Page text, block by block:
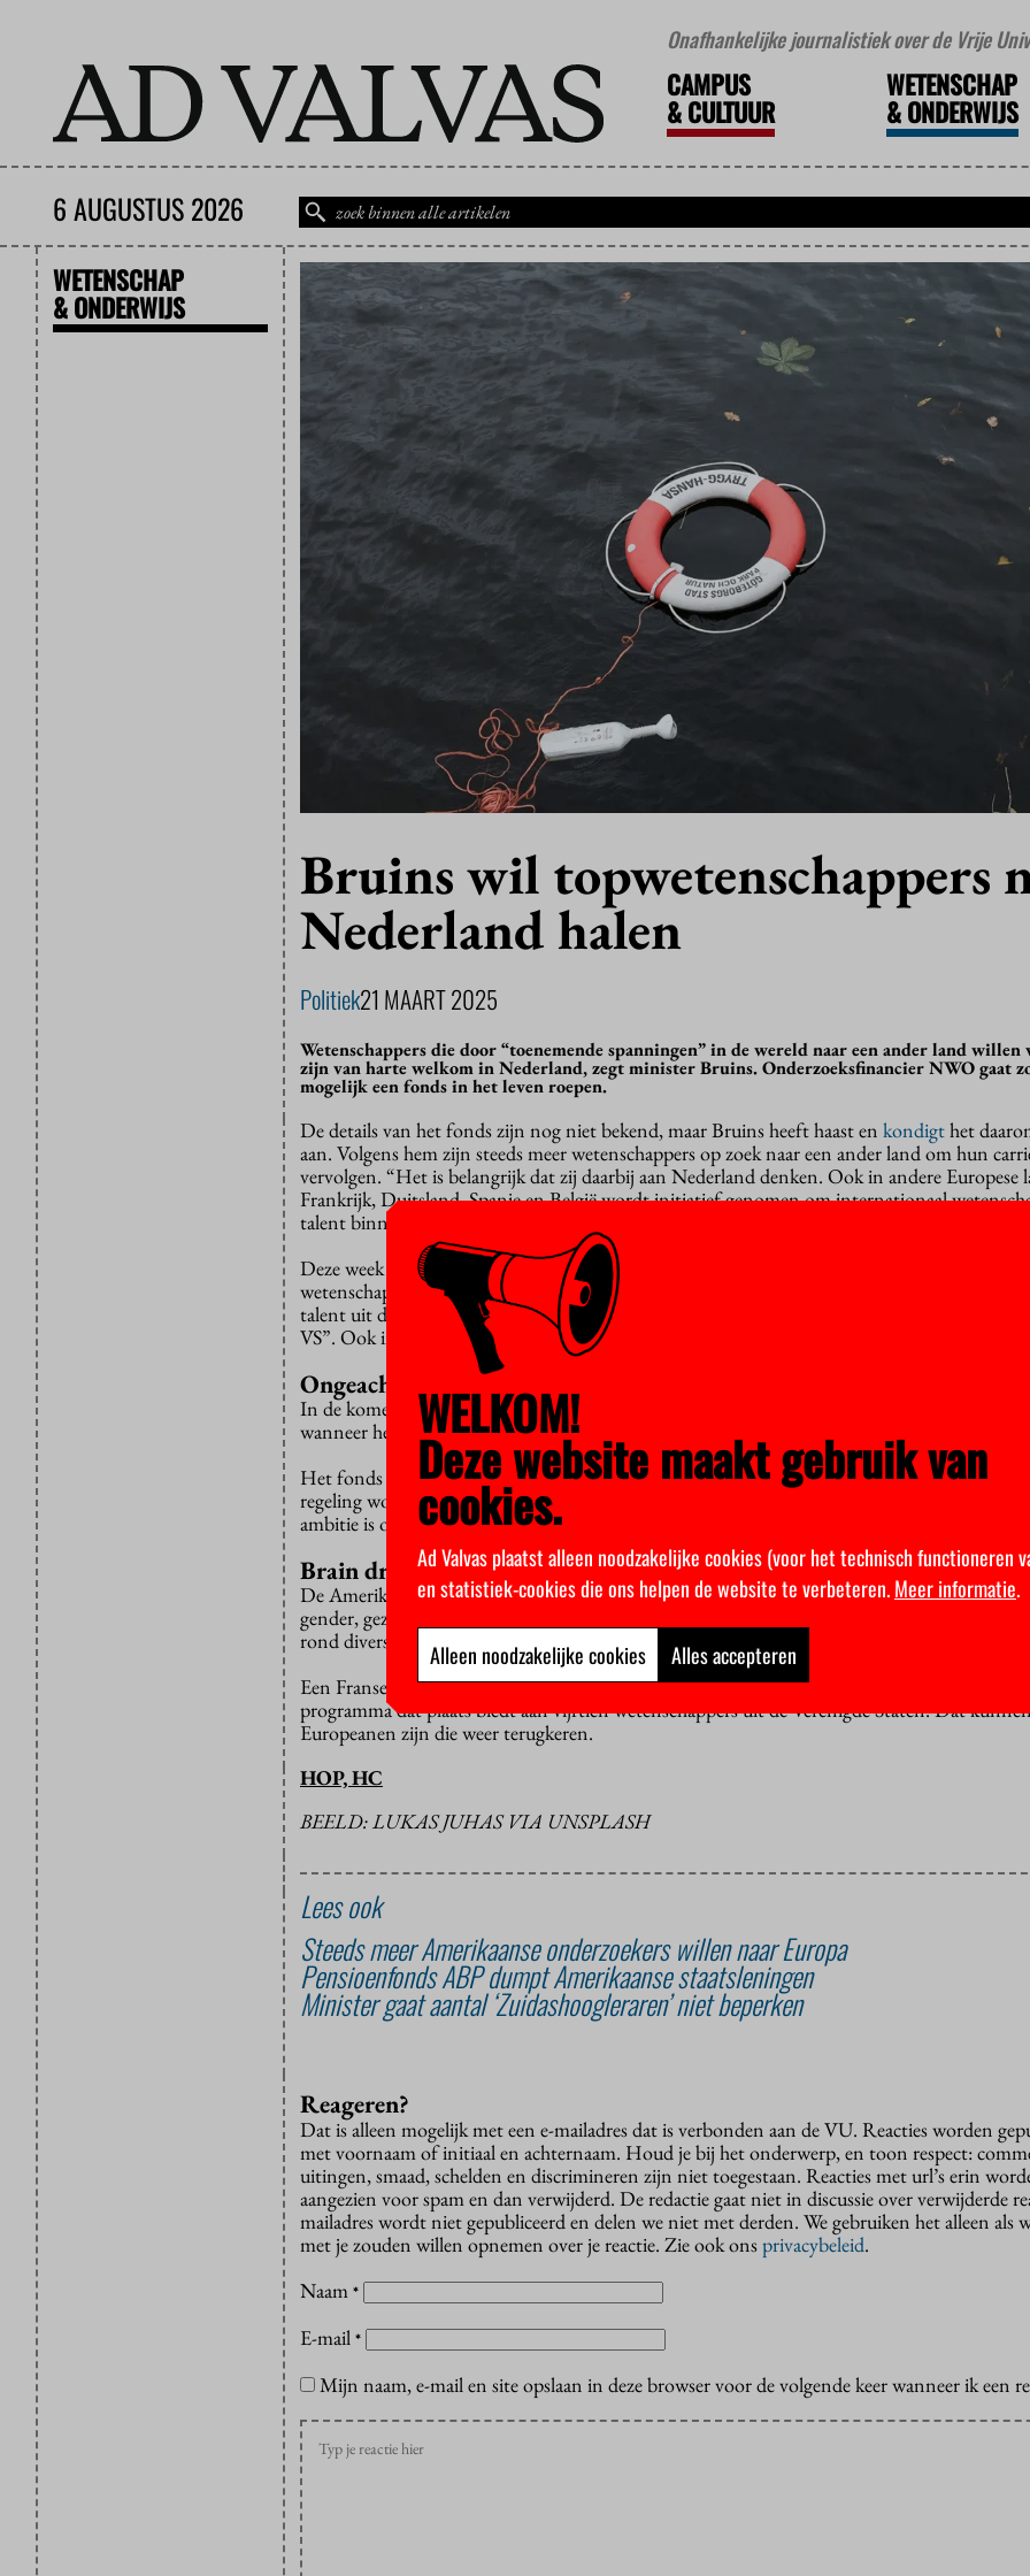
Onafhankelijke journalistiek over de Vrije
CAMPUS
&CULTUUR
WETENSCHAP
&ONDERWIJS
6 AUGUSTUS 2026
WETENSCHAP
& ONDERWIJS
Bruins wil topwetenschappers
Nederland halen
Politiek21 MAART 2025
Wetenschappers die door “toenemende spanningen” in de wereld naar een ander land willen
zijn van harte welkom in Nederland, zegt minister Bruins. Onderzoeksfinancier NWO gaat
mogelijk een fonds in het leven roepen.
De details van het fonds zijn nog niet bekend, maar Bruins heeft haast en kondigthet
aan. Volgens hem zijn steeds meer wetenschappers op zoek naar een ander land om hun
vervolgen. “Het is belangrijk dat zij daarbij aan Nederland denken. Ook in andere Europese
Frankrijk, Duitsland, Spanje en België wordt initiatief genomen om internationaal
talent binnen te halen.”
Deze week nogontraaddepremier Schoof een door Volt ingediende motie om Amerikaanse
wetenschappers naar Nederland te halen. Talent werven vond hij wel een goed idee, maar
talent uit de Verenigde Staten. Het kabinet is “geen voorstander van een aanpak specifiek
VS”. Ook in de brief van Bruins wordt niet naar spanningen in de VS (of in andere landen)
Ongeacht nationaliteit
In de komende weken willen Bruins en NWO duidelijkheid geven over wat het fonds mag
wanneer het van start gaat en aan welke voorwaarden de wetenschappers moeten voldoen.
Het fonds is nadrukkelijk niet alleen bedoeld voor Nederlanders die nu in het buitenland
regeling wordt opengesteld voor “internationaal talent van topniveau, ongeacht
ambitie is om enkele tientallen topwetenschappers naar Nederland te halen.
Brain drain
De Amerikaanse president Trump wil miljarden bezuinigen op onderzoek naar onder meer
gender, gezondheid en milieu. Onderzoeksaanvragen worden doorgelicht op ‘problematisch
rond diversiteit, gelijkheid en inclusiviteit. Dat brengt een
Een Franse universiteit in Marseille heeft inmiddels eensafe place for science
programma dat plaats biedt aan vijftien wetenschappers uit de Verenigde Staten. Dat
Europeanen zijn die weer terugkeren.
HOP, HC
BEELD: LUKAS JUHAS VIA UNSPLASH
Lees ook
Steeds meer Amerikaanse onderzoekers willen naar Europa
Pensioenfonds ABP dumpt Amerikaanse staatsleningen
Minister gaat aantal ‘Zuidashoogleraren’ niet beperken
Reageren?
Dat is alleen mogelijk met een e-mailadres dat is verbonden aan de VU. Reacties worden
met voornaam of initiaal en achternaam. Houd je bij het onderwerp, en toon respect:
uitingen, smaad, schelden en discrimineren zijn niet toegestaan. Reacties met url’s erin
aangezien voor spam en dan verwijderd. De redactie gaat niet in discussie over verwijderde
mailadres wordt niet gepubliceerd en delen we niet met derden. We gebruiken het alleen als
met je zouden willen opnemen over je reactie. Zie ook onsprivacybeleid.
Naam *
E-mail *
Mijn naam, e-mail en site opslaan in deze browser voor de volgende keer wanneer ik een
WELKOM!
Deze website maakt gebruik van
cookies.
Ad Valvas plaatst alleen noodzakelijke cookies (voor het technisch functioneren
en statistiek-cookies die ons helpen de website te verbeteren.Meer informatie.
Alleen noodzakelijke cookies Alles accepteren